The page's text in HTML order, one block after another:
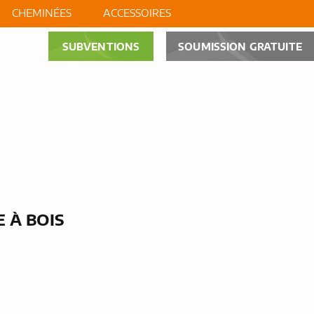
SOUMISSION GRATUITE
SUBVENTIONS
CHEMINÉES ACCESSOIRES
À BOIS